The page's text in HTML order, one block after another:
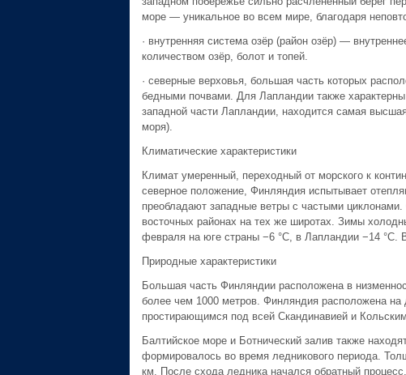
море — уникальное во всем мире, благодаря
· внутренняя система озёр (район озёр) —
количеством озёр, болот и топей.
· северные верховья, большая часть которых
бедными почвами. Для Лапландии также
западной части Лапландии, находится самая
моря).
Климатические характеристики
Климат умеренный, переходный от морского к
северное положение, Финляндия испытывает
преобладают западные ветры с частыми
восточных районах на тех же широтах. Зимы
февраля на юге страны −6 °C, в Лапландии −14 °C.
Природные характеристики
Большая часть Финляндии расположена в
более чем 1000 метров. Финляндия расположена
простирающимся под всей Скандинавией и
Балтийское море и Ботнический залив также
формировалось во время ледникового периода.
км. После схода ледника начался обратный